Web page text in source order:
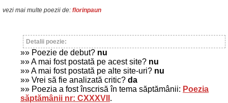
vezi mai multe poezii de: florinpaun
Detalii poezie:
»» Poezie de debut? nu
»» A mai fost postată pe acest site? nu
»» A mai fost postată pe alte site-uri? nu
»» Vrei să fie analizată critic? da
»» Poezia a fost înscrisă în tema săptămânii: Poezia
săptămânii nr: CXXXVII .